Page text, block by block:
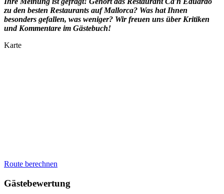
zu den besten Restaurants auf Mallorca? Was hat Ihnen
besonders gefallen, was weniger? Wir freuen uns über Kritiken
und Kommentare im Gästebuch!
Karte
Route berechnen
Gästebewertung